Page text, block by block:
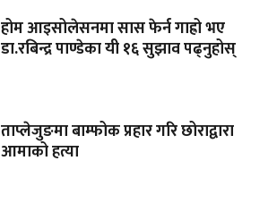
होम आइसोलेसनमा सास फेर्न गाह्रो भए
डा.रबिन्द्र पाण्डेका यी १६ सुझाव पढ्नुहोस्
ताप्लेजुङमा बाम्फोक प्रहार गरि छोराद्वारा
आमाको हत्या